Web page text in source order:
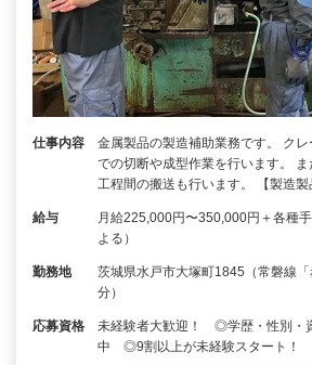
仕事内容
金属製品の製造補助業務です。 ク
での切断や成型作業を行います。
工程間の搬送も行います。 【製造製
給与
月給225,000円〜350,000円＋各種
よる）
勤務地
茨城県水戸市大塚町1845（常磐線
分）
応募資格
未経験者大歓迎！ ◎学歴・性別
中 ◎9割以上が未経験スタート！